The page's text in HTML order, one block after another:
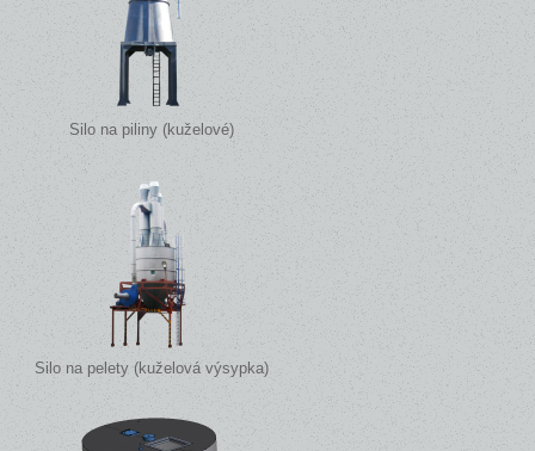
Silo na piliny (kuželové)
Silo na pelety (kuželová výsypka)